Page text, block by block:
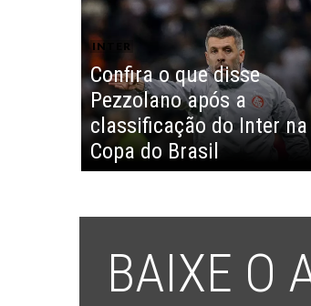
INTER
Confira o que disse
Pezzolano após a
classificação do Inter na
Copa do Brasil
BAIXE O